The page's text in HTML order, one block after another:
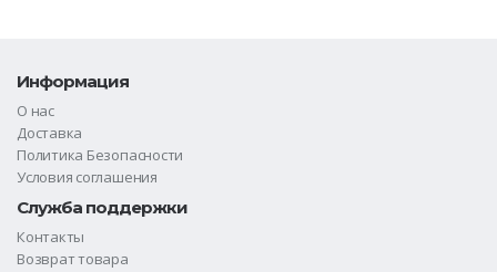
Информация
О нас
Доставка
Политика Безопасности
Условия соглашения
Служба поддержки
Контакты
Возврат товара